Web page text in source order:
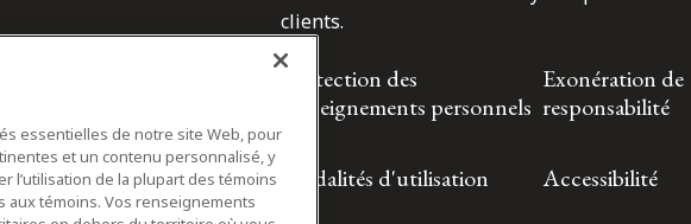
clients.
Protection des
renseignements personnels
Exonération de
responsabilité
Modalités d'utilisation Accessibilité
essentielles de notre site Web, pour
et un contenu personnalisé, y
l’utilisation de la plupart des témoins
témoins. Vos renseignements